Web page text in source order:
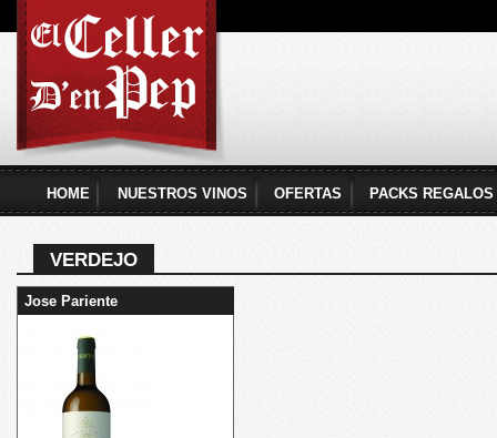
El
Celler
d'en
Pep
Menú principal
HOME NUESTROS VINOS OFERTAS PACKS REGALOS
VERDEJO
Jose Pariente